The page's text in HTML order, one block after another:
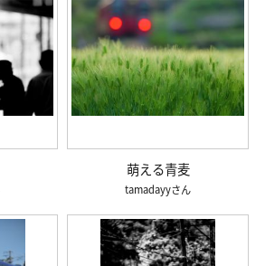
萌える青麦
tamadayy